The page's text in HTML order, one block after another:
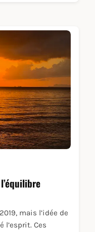
mais l’idée de
l’esprit. Ces